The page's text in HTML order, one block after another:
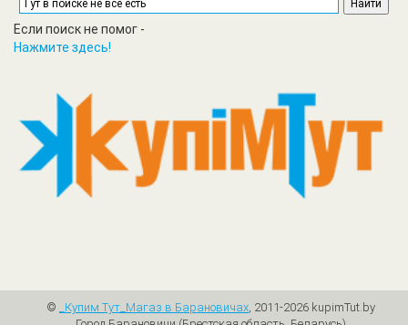
Если поиск не помог -
Нажмите здесь!
© _Купим Tут_Магаз в Барановичах , 2011-2026 kupimTut.by